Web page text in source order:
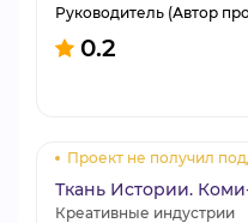
Руководитель (Автор
0.2
Проект не получил
Ткань Истории.
Креативные индустрии